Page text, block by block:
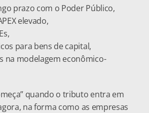
prazo com o Poder Público,
elevado,
para bens de capital,
na modelagem econômico-
quando o tributo entra em
na forma como as empresas